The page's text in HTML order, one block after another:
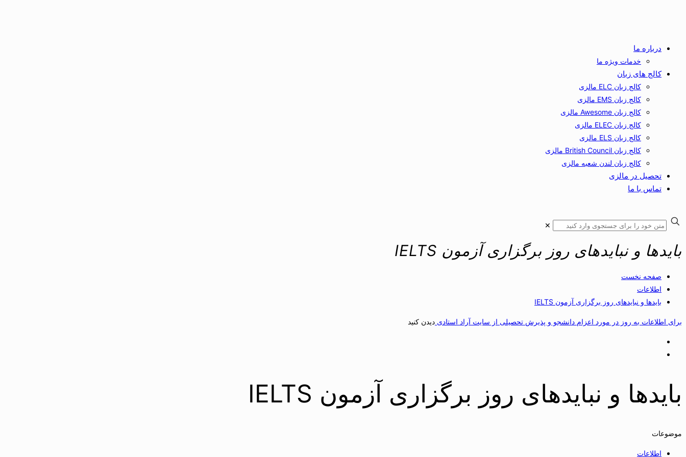
درباره ما
خدمات ویژه ما
کالج های زبان
کالج زبان ELC مالزی
کالج زبان EMS مالزی
کالج زبان Awesome مالزی
کالج زبان ELEC مالزی
کالج زبان ELS مالزی
کالج زبان British Council مالزی
کالج زبان لندن شعبه مالزی
تحصیل در مالزی
تماس با ما
✕
بایدها و نبایدهای روز برگزاری آزمون IELTS
صفحه نخست
اطلاعات
بایدها و نبایدهای روز برگزاری آزمون IELTS
برای اطلاعات به روز در مورد اعزام دانشجو و پذیرش تحصیلی از سایت آراد استادی دیدن کنید
بایدها و نبایدهای روز برگزاری آزمون IELTS
موضوعات
اطلاعات